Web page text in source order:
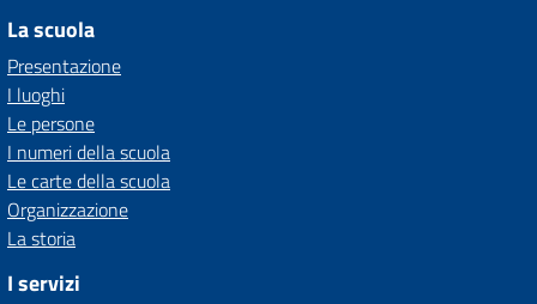
La scuola
Presentazione
I luoghi
Le persone
I numeri della scuola
Le carte della scuola
Organizzazione
La storia
I servizi